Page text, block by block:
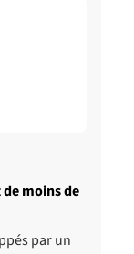
de moins de
par un